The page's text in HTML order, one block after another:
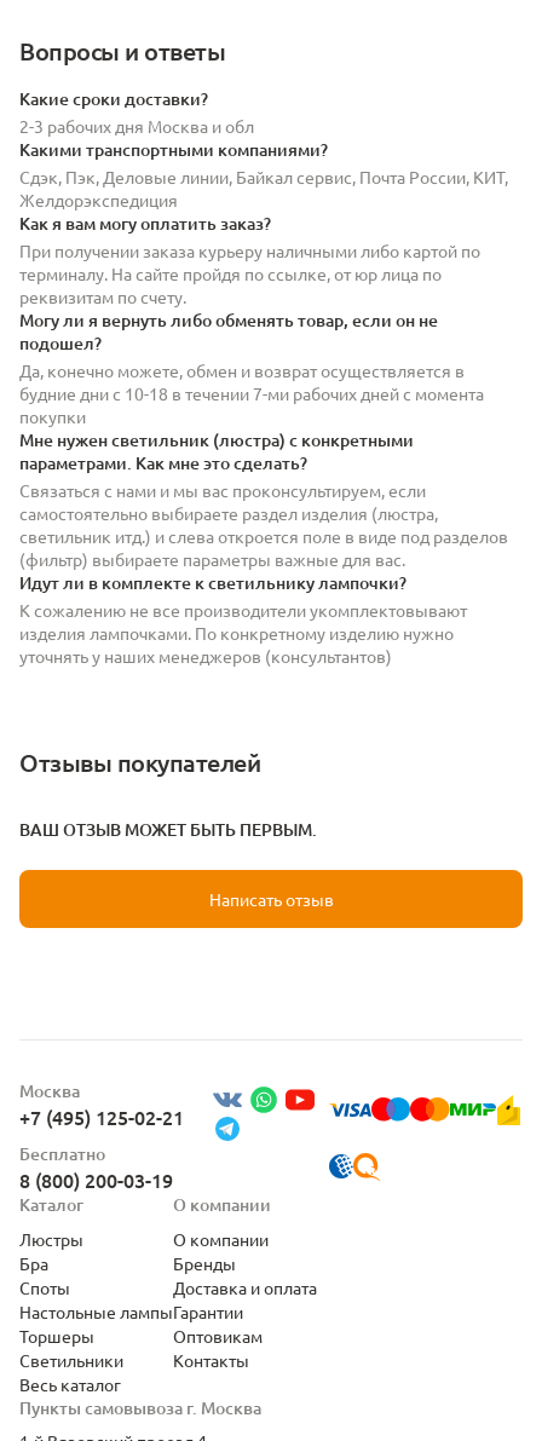
Вопросы и ответы
Какие сроки доставки?
2-3 рабочих дня Москва и обл
Какими транспортными компаниями?
Сдэк, Пэк, Деловые линии, Байкал сервис, Почта России, КИТ,
Желдорэкспедиция
Как я вам могу оплатить заказ?
При получении заказа курьеру наличными либо картой по
терминалу. На сайте пройдя по ссылке, от юр лица по
реквизитам по счету.
Могу ли я вернуть либо обменять товар, если он не
подошел?
Да, конечно можете, обмен и возврат осуществляется в
будние дни с 10-18 в течении 7-ми рабочих дней с момента
покупки
Мне нужен светильник (люстра) с конкретными
параметрами. Как мне это сделать?
Связаться с нами и мы вас проконсультируем, если
самостоятельно выбираете раздел изделия (люстра,
светильник итд.) и слева откроется поле в виде под разделов
(фильтр) выбираете параметры важные для вас.
Идут ли в комплекте к светильнику лампочки?
К сожалению не все производители укомплектовывают
изделия лампочками. По конкретному изделию нужно
уточнять у наших менеджеров (консультантов)
Отзывы покупателей
ВАШ ОТЗЫВ МОЖЕТ БЫТЬ ПЕРВЫМ.
Написать отзыв
Москва
+7 (495) 125-02-21
Бесплатно
8 (800) 200-03-19
Пункты самовывоза г. Москва
Каталог
Люстры
Бра
Споты
Настольные лампы
Торшеры
Светильники
Весь каталог
О компании
О компании
Бренды
Доставка и оплата
Гарантии
Оптовикам
Контакты